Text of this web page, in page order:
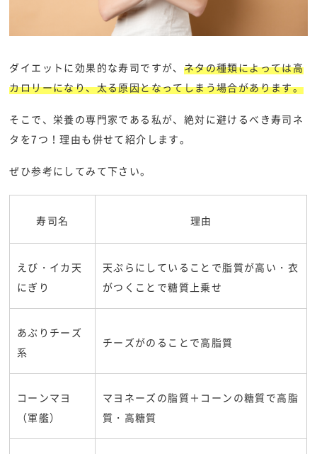
ダイエットに効果的な寿司ですが、 ネタの種類によっては高
カロリーになり、太る原因となってしまう場合があります。
そこで、栄養の専門家である私が、絶対に避けるべき寿司ネ
タを7つ！理由も併せて紹介します。
ぜひ参考にしてみて下さい。
寿司名 理由
えび・イカ天
にぎり
天ぷらにしていることで脂質が高い・衣
がつくことで糖質上乗せ
あぶりチーズ
系
チーズがのることで高脂質
コーンマヨ
（軍艦）
マヨネーズの脂質＋コーンの糖質で高脂
質・高糖質